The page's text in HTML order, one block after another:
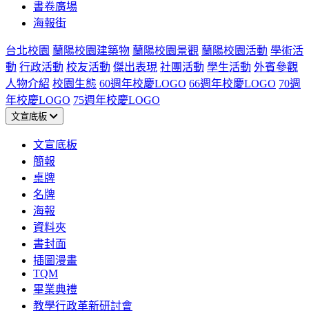
書卷廣場
海報街
台北校園 蘭陽校園建築物 蘭陽校園景觀 蘭陽校園活動 學術活
動 行政活動 校友活動 傑出表現 社團活動 學生活動 外賓參觀
人物介紹 校園生態 60週年校慶LOGO 66週年校慶LOGO 70週
年校慶LOGO 75週年校慶LOGO
文宣底板
文宣底板
簡報
桌牌
名牌
海報
資料夾
書封面
插圖漫畫
TQM
畢業典禮
教學行政革新研討會